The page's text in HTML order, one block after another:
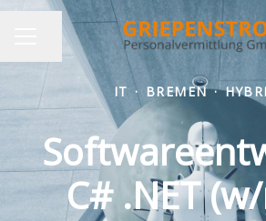
KARRIEREMENÜ
Seite teilen
IT · BREMEN ·
C# .NET